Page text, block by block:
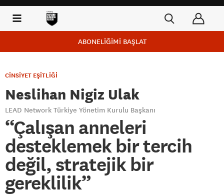
ABONELİĞİMİ BAŞLAT
CİNSİYET EŞİTLİĞİ
Neslihan Nigiz Ulak
LEAD Network Türkiye Yönetim Kurulu Başkanı
“Çalışan anneleri
desteklemek bir tercih
değil, stratejik bir
gereklilik”